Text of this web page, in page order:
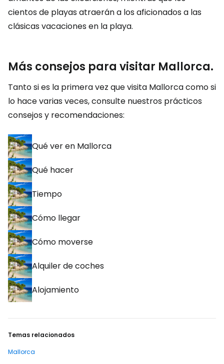
cientos de playas atraerán a los aficionados a las
clásicas vacaciones en la playa.
Más consejos para visitar Mallorca.
Tanto si es la primera vez que visita Mallorca como si
lo hace varias veces, consulte nuestros prácticos
consejos y recomendaciones:
Qué ver en Mallorca
Qué hacer
Tiempo
Cómo llegar
Cómo moverse
Alquiler de coches
Alojamiento
Temas relacionados
Mallorca